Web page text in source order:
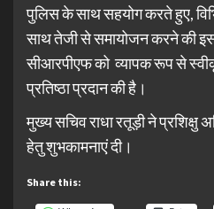
पुलिस के साथ सहयोग करते हुए,
साथ तेजी से समायोजन करने की
सीआरपीएफ को व्यापक रूप से
प्रतिष्ठा प्रदान की है।
मुख्य सचिव राधा रतूड़ी ने प्रशिक्षु
हेतु शुभकामनाएं दी।
Share this: